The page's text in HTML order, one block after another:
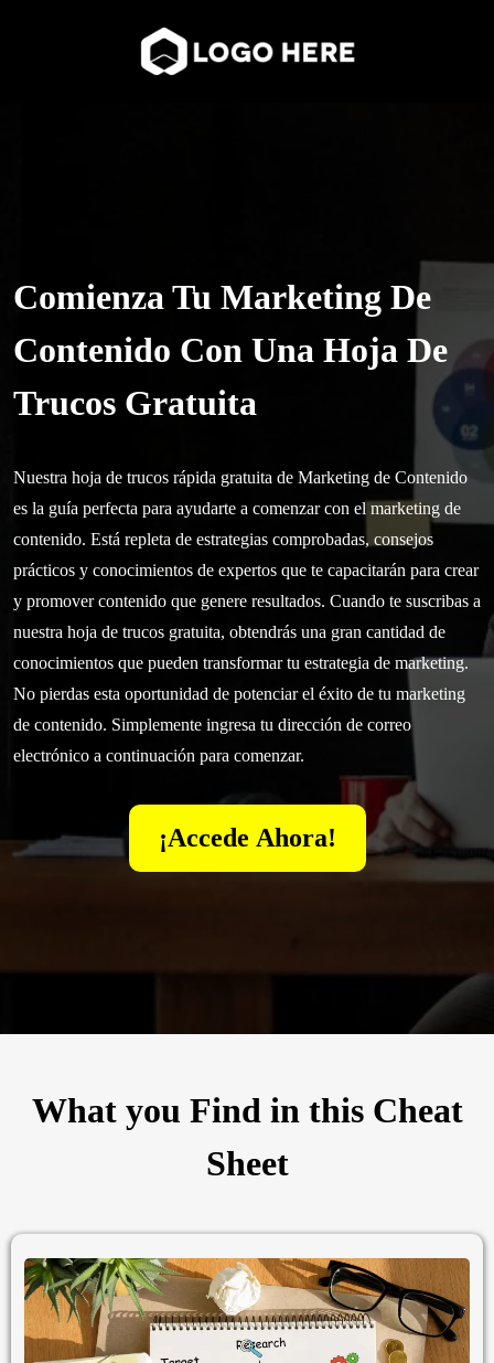
Comienza Tu Marketing De
Contenido Con Una Hoja De
Trucos Gratuita
Nuestra hoja de trucos rápida gratuita de Marketing de Contenido
es la guía perfecta para ayudarte a comenzar con el marketing de
contenido. Está repleta de estrategias comprobadas, consejos
prácticos y conocimientos de expertos que te capacitarán para crear
y promover contenido que genere resultados. Cuando te suscribas a
nuestra hoja de trucos gratuita, obtendrás una gran cantidad de
conocimientos que pueden transformar tu estrategia de marketing.
No pierdas esta oportunidad de potenciar el éxito de tu marketing
de contenido. Simplemente ingresa tu dirección de correo
electrónico a continuación para comenzar.
¡Accede Ahora!
What you Find in this Cheat
Sheet